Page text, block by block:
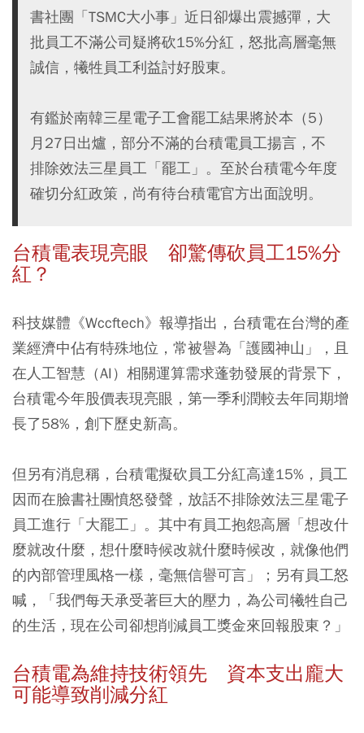
書社團「TSMC大小事」近日卻爆出震撼彈，大
批員工不滿公司疑將砍15%分紅，怒批高層毫無
誠信，犧牲員工利益討好股東。
有鑑於南韓三星電子工會罷工結果將於本（5）
月27日出爐，部分不滿的台積電員工揚言，不
排除效法三星員工「罷工」。至於台積電今年度
確切分紅政策，尚有待台積電官方出面說明。
台積電表現亮眼 卻驚傳砍員工15%分
紅？
科技媒體《Wccftech》報導指出，台積電在台灣的產
業經濟中佔有特殊地位，常被譽為「護國神山」，且
在人工智慧（AI）相關運算需求蓬勃發展的背景下，
台積電今年股價表現亮眼，第一季利潤較去年同期增
長了58%，創下歷史新高。
但另有消息稱，台積電擬砍員工分紅高達15%，員工
因而在臉書社團憤怒發聲，放話不排除效法三星電子
員工進行「大罷工」。其中有員工抱怨高層「想改什
麼就改什麼，想什麼時候改就什麼時候改，就像他們
的內部管理風格一樣，毫無信譽可言」；另有員工怒
喊，「我們每天承受著巨大的壓力，為公司犧牲自己
的生活，現在公司卻想削減員工獎金來回報股東？」
台積電為維持技術領先 資本支出龐大
可能導致削減分紅